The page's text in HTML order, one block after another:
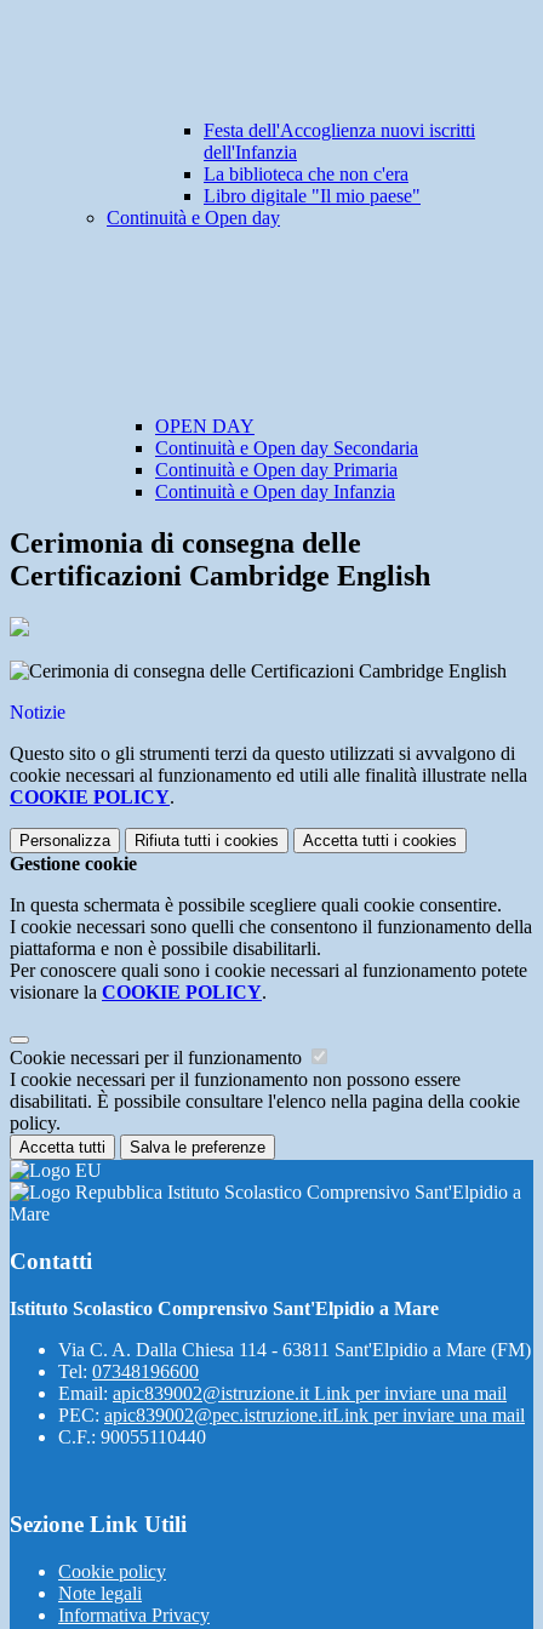
Festa dell'Accoglienza nuovi iscritti
dell'Infanzia
La biblioteca che non c'era
Libro digitale "Il mio paese"
Continuità e Open day
OPEN DAY
Continuità e Open day Secondaria
Continuità e Open day Primaria
Continuità e Open day Infanzia
Cerimonia di consegna delle
Certificazioni Cambridge English
Notizie
Questo sito o gli strumenti terzi da questo utilizzati si avvalgono di
cookie necessari al funzionamento ed utili alle finalità illustrate nella
COOKIE POLICY.
Personalizza Rifiuta tutti i cookies Accetta tutti i cookies
Gestione cookie
In questa schermata è possibile scegliere quali cookie consentire.
I cookie necessari sono quelli che consentono il funzionamento della
piattaforma e non è possibile disabilitarli.
Per conoscere quali sono i cookie necessari al funzionamento potete
visionare la COOKIE POLICY.
Cookie necessari per il funzionamento
I cookie necessari per il funzionamento non possono essere
disabilitati. È possibile consultare l'elenco nella pagina della cookie
policy.
Accetta tutti Salva le preferenze
Istituto Scolastico Comprensivo Sant'Elpidio a
Mare
Contatti
Istituto Scolastico Comprensivo Sant'Elpidio a Mare
Via C. A. Dalla Chiesa 114 - 63811 Sant'Elpidio a Mare (FM)
Tel: 07348196600
Email: apic839002@istruzione.it Link per inviare una mail
PEC: apic839002@pec.istruzione.itLink per inviare una mail
C.F.: 90055110440
Sezione Link Utili
Cookie policy
Note legali
Informativa Privacy